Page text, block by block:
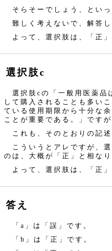
そらそーでしょう、といっ
難しく考えないで、解答し
よって、選択肢は、「正」
選択肢c
選択肢cの「一般用医薬品
して購入されることも多い
ている使用期限から十分な
ことが重要である。」です
これも、そのとおりの記述
こういうとアレですが、
のは、大概が「正」と相なり
よって、選択肢は、「正」
答え
「a」は「誤」です。
「b」は「正」です。